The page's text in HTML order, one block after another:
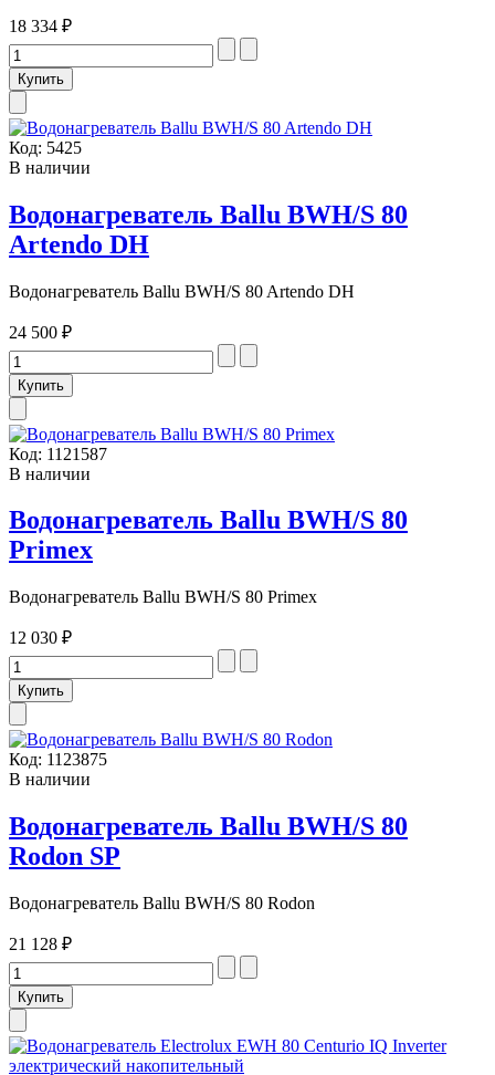
18 334 ₽
Код: 5425
В наличии
Водонагреватель Ballu BWH/S 80
Artendo DH
Водонагреватель Ballu BWH/S 80 Artendo DH
24 500 ₽
Код: 1121587
В наличии
Водонагреватель Ballu BWH/S 80
Primex
Водонагреватель Ballu BWH/S 80 Primex
12 030 ₽
Код: 1123875
В наличии
Водонагреватель Ballu BWH/S 80
Rodon SP
Водонагреватель Ballu BWH/S 80 Rodon
21 128 ₽